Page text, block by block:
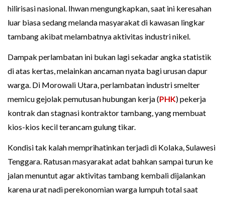
hilirisasi nasional. Ihwan mengungkapkan, saat ini keresahan
luar biasa sedang melanda masyarakat di kawasan lingkar
tambang akibat melambatnya aktivitas industri nikel.
Dampak perlambatan ini bukan lagi sekadar angka statistik
di atas kertas, melainkan ancaman nyata bagi urusan dapur
warga. Di Morowali Utara, perlambatan industri smelter
memicu gejolak pemutusan hubungan kerja (PHK) pekerja
kontrak dan stagnasi kontraktor tambang, yang membuat
kios-kios kecil terancam gulung tikar.
Kondisi tak kalah memprihatinkan terjadi di Kolaka, Sulawesi
Tenggara. Ratusan masyarakat adat bahkan sampai turun ke
jalan menuntut agar aktivitas tambang kembali dijalankan
karena urat nadi perekonomian warga lumpuh total saat